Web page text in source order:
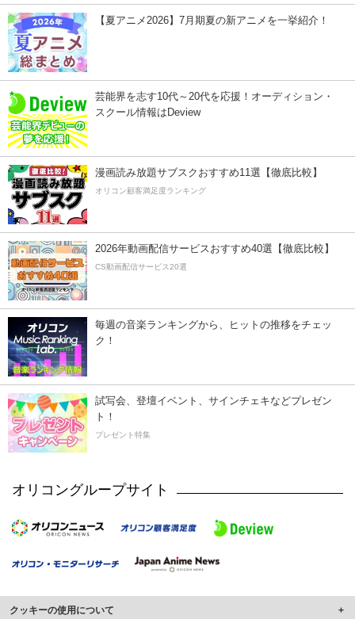
【夏アニメ2026】7月期夏の新アニメを一挙紹介！
芸能界を志す10代～20代を応援！オーディション・
スクール情報はDeview
漫画読み放題サブスクおすすめ11選【徹底比較】
オリコン顧客満足度ランキング
2026年動画配信サービスおすすめ40選【徹底比較】
CS動画配信サービス20選
毎週の音楽ランキングから、ヒットの推移をチェッ
ク！
試写会、登壇イベント、サインチェキなどプレゼン
ト！
プレゼント特集
オリコングループサイト
クッキーの使用について